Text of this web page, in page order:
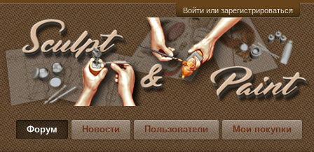
Войти или зарегистрироваться
Форум Новости Пользователи Мои покупки